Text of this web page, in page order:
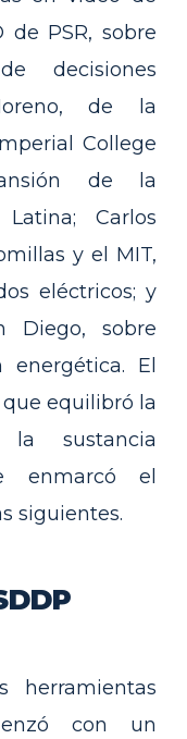
de PSR, sobre
decisiones
de la
College
de la
Carlos
y el MIT,
eléctricos; y
Diego, sobre
El
equilibró la
sustancia
enmarcó el
siguientes.
herramientas
con un